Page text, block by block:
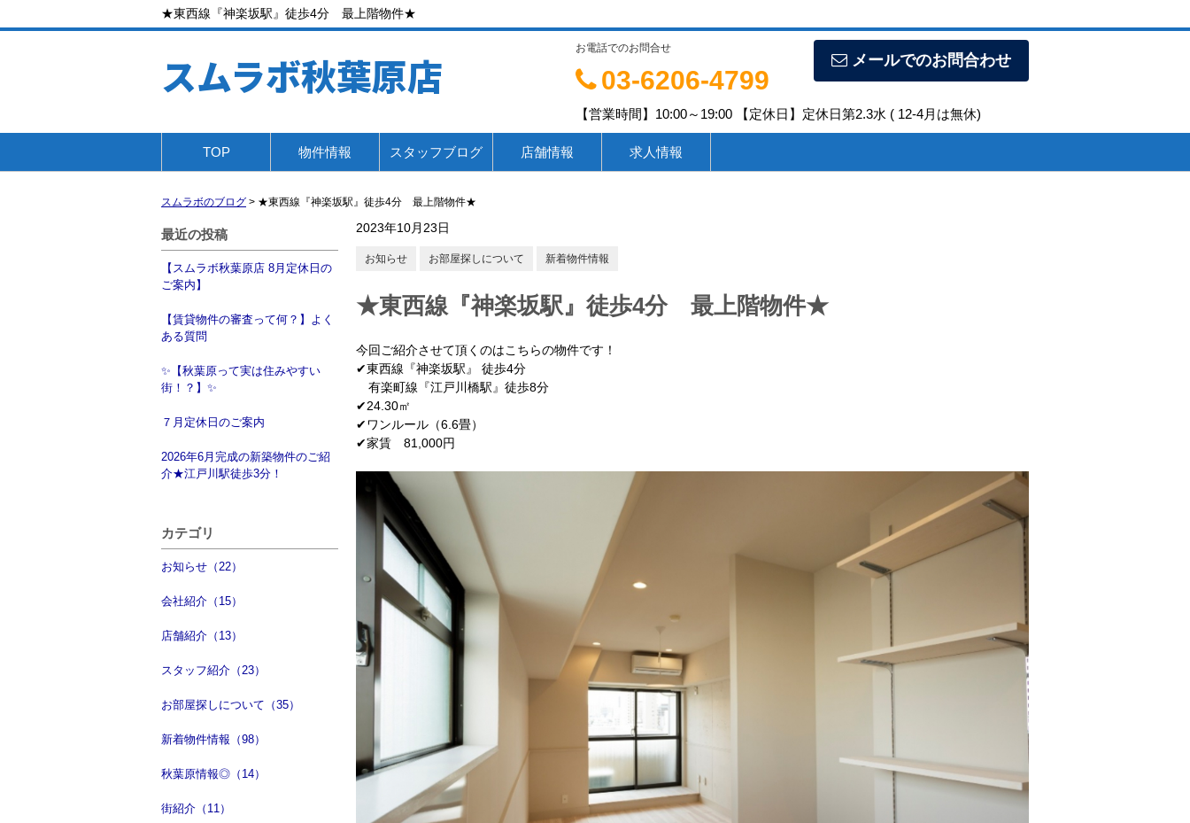
★東西線『神楽坂駅』徒歩4分 最上階物件★
スムラボ秋葉原店 メールでのお問合わせ
お電話でのお問合せ
03-6206-4799
【営業時間】10:00～19:00 【定休日】定休日第2.3水 ( 12-4月は無休)
TOP 物件情報 スタッフブログ 店舗情報 求人情報
スムラボのブログ > ★東西線『神楽坂駅』徒歩4分 最上階物件★
最近の投稿
【スムラボ秋葉原店 8月定休日の
ご案内】
【賃貸物件の審査って何？】よく
ある質問
✨【秋葉原って実は住みやすい
街！？】✨
７月定休日のご案内
2026年6月完成の新築物件のご紹
介★江戸川駅徒歩3分！
カテゴリ
お知らせ（22）
会社紹介（15）
店舗紹介（13）
スタッフ紹介（23）
お部屋探しについて（35）
新着物件情報（98）
秋葉原情報◎（14）
街紹介（11）
2023年10月23日
お知らせ お部屋探しについて 新着物件情報
★東西線『神楽坂駅』徒歩4分 最上階物件★
今回ご紹介させて頂くのはこちらの物件です！
✔東西線『神楽坂駅』 徒歩4分
有楽町線『江戸川橋駅』徒歩8分
✔24.30㎡
✔ワンルール（6.6畳）
✔家賃 81,000円